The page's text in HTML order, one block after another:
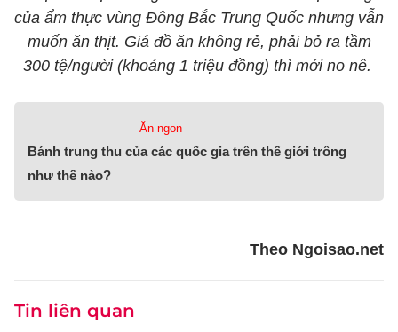
của ẩm thực vùng Đông Bắc Trung Quốc nhưng vẫn
muốn ăn thịt. Giá đồ ăn không rẻ, phải bỏ ra tầm
300 tệ/người (khoảng 1 triệu đồng) thì mới no nê.
Ăn ngon
Bánh trung thu của các quốc gia trên thế giới trông
như thế nào?
Theo Ngoisao.net
Tin liên quan